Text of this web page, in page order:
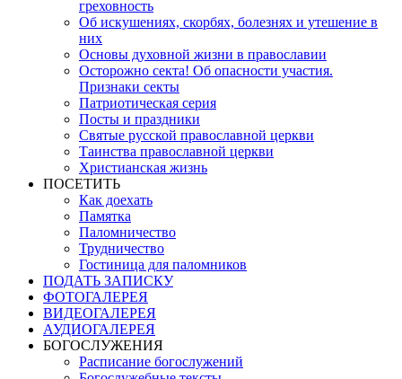
греховность
Об искушениях, скорбях, болезнях и утешение в
них
Основы духовной жизни в православии
Осторожно секта! Об опасности участия.
Признаки секты
Патриотическая серия
Посты и праздники
Святые русской православной церкви
Таинства православной церкви
Христианская жизнь
ПОСЕТИТЬ
Как доехать
Памятка
Паломничество
Трудничество
Гостиница для паломников
ПОДАТЬ ЗАПИСКУ
ФОТОГАЛЕРЕЯ
ВИДЕОГАЛЕРЕЯ
АУДИОГАЛЕРЕЯ
БОГОСЛУЖЕНИЯ
Расписание богослужений